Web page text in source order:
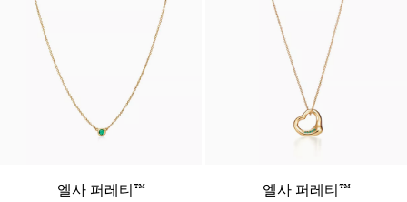
엘사 퍼레티™ 엘사 퍼레티™